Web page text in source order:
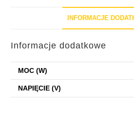
INFORMACJE
Informacje dodatkowe
MOC (W)
NAPIĘCIE (V)